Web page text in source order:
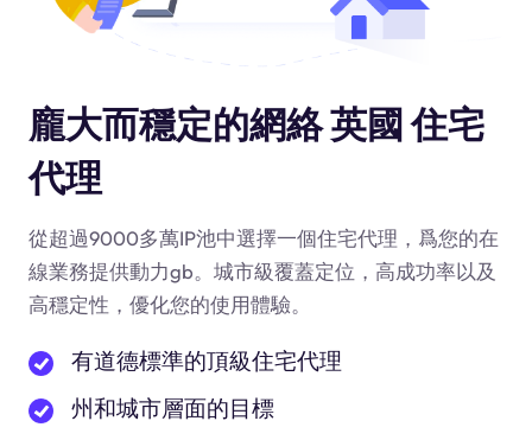
龐大而穩定的網絡 英國 住宅
代理
從超過9000多萬IP池中選擇一個住宅代理，爲您的在
線業務提供動力gb。城市級覆蓋定位，高成功率以及
高穩定性，優化您的使用體驗。
有道德標準的頂級住宅代理
州和城市層面的目標